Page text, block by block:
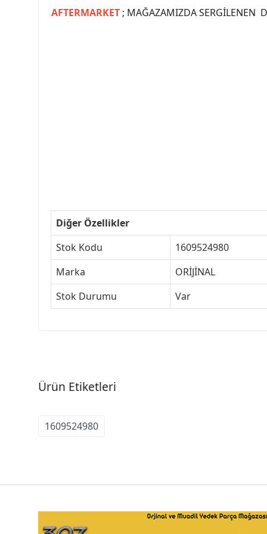
AFTERMARKET ; MAĞAZAMIZDA SERGİLENEN
Diğer Özellikler
Stok Kodu
1609524980
Marka
ORİJİNAL
Stok Durumu
Var
Ürün Etiketleri
1609524980